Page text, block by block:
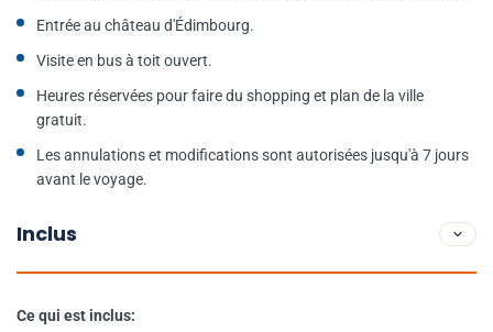
Entrée au château d'Édimbourg.
Visite en bus à toit ouvert.
Heures réservées pour faire du shopping et plan de la ville
gratuit.
Les annulations et modifications sont autorisées jusqu'à 7 jours
avant le voyage.
Inclus
Ce qui est inclus: